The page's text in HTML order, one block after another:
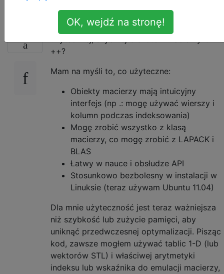
Czy ktoś ma rekomendacje dotyczące
++?
Mam na myśli to, co użyteczne:
Obiekty macierzy mają intuicyjny
interfejs (np .: mogę używać wierszy i
kolumn podczas indeksowania)
Mogę zrobić wszystko z klasą
macierzy, co mogę zrobić z LAPACK i
BLAS
Łatwy w nauce i obsłudze API
Stosunkowo bezbolesny w instalacji w
Linuksie (teraz używam Ubuntu 11.04)
Dla mnie użyteczność jest teraz ważniejsza
niż szybkość lub zużycie pamięci, aby
uniknąć przedwczesnej optymalizacji. Pisząc
kod, zawsze mogłem używać tablic 1-D (lub
wektorów STL) i właściwej arytmetyki
indeksu lub wskaźnika do emulacji macierzy,
OK, wejdź na stronę!